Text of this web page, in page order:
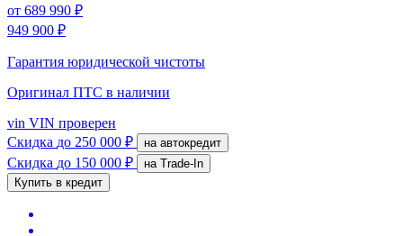
от 689 990 ₽
949 900 ₽
Гарантия юридической чистоты
Оригинал ПТС в наличии
vin VIN проверен
Скидка до 250 000 ₽ на автокредит
Скидка до 150 000 ₽
на Trade-In
Купить в кредит